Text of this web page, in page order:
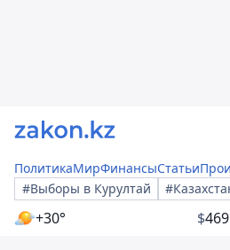
ПолитикаМирФинансыСтатьи
#Выборы в Курултай
+30° $